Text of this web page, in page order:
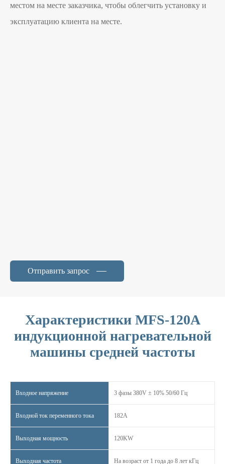
местом на месте заказчика, чтобы облегчить установку и
эксплуатацию клиента на месте.
Отправить запрос
Характеристики MFS-120A
индукционной нагревательной
машины средней частоты
Входное напряжение 3 фазы 380V ± 10% 50/60 Гц
Входной ток переменного тока 182A
Выходная мощность 120KW
Выходная частота На возраст от 1 года до 8 лет кГц